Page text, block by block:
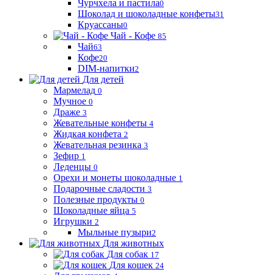
Чурчхела и пастила0
Шоколад и шоколадные конфеты31
Круассаны0
Чай - Кофе 85
Чай63
Кофе20
DIM-напитки2
Для детей
Мармелад 0
Мучное 0
Драже 3
Жевательные конфеты 4
Жидкая конфета 2
Жевательная резинка 3
Зефир 1
Леденцы 0
Орехи и монеты шоколадные 1
Подарочные сладости 3
Полезные продукты 0
Шоколадные яйца 5
Игрушки 2
Мыльные пузыри2
Для животных
Для собак 17
Для кошек 24